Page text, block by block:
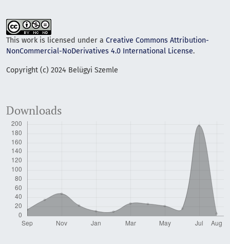
This work is licensed under a Creative Commons Attribution-
NonCommercial-NoDerivatives 4.0 International License.
Copyright (c) 2024 Belügyi Szemle
Downloads